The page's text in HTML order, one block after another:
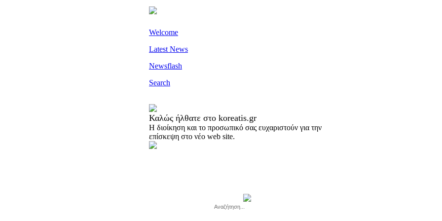
Welcome
Latest News
Newsflash
Search
Καλώς ήλθατε στο koreatis.gr
H διοίκηση και το προσωπικό σας ευχαριστούν για την
επίσκεψη στο νέο web site.